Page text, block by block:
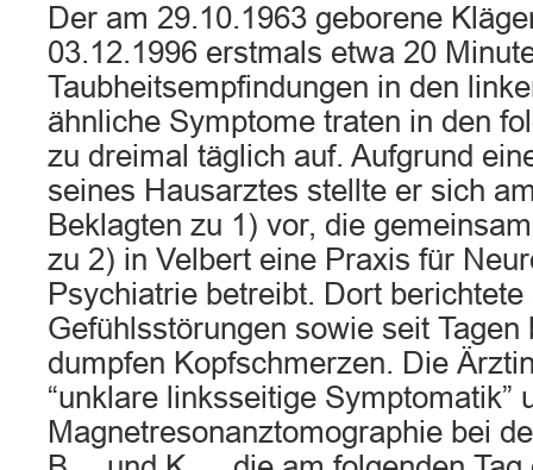
Der am 29.10.1963 geborene
03.12.1996 erstmals etwa 20
Taubheitsempfindungen in den
ähnliche Symptome traten in den
zu dreimal täglich auf. Aufgrund
seines Hausarztes stellte er sich
Beklagten zu 1) vor, die
zu 2) in Velbert eine Praxis für
Psychiatrie betreibt. Dort
Gefühlsstörungen sowie seit Tagen
dumpfen Kopfschmerzen. Die
“unklare linksseitige Symptomatik”
Magnetresonanztomographie bei